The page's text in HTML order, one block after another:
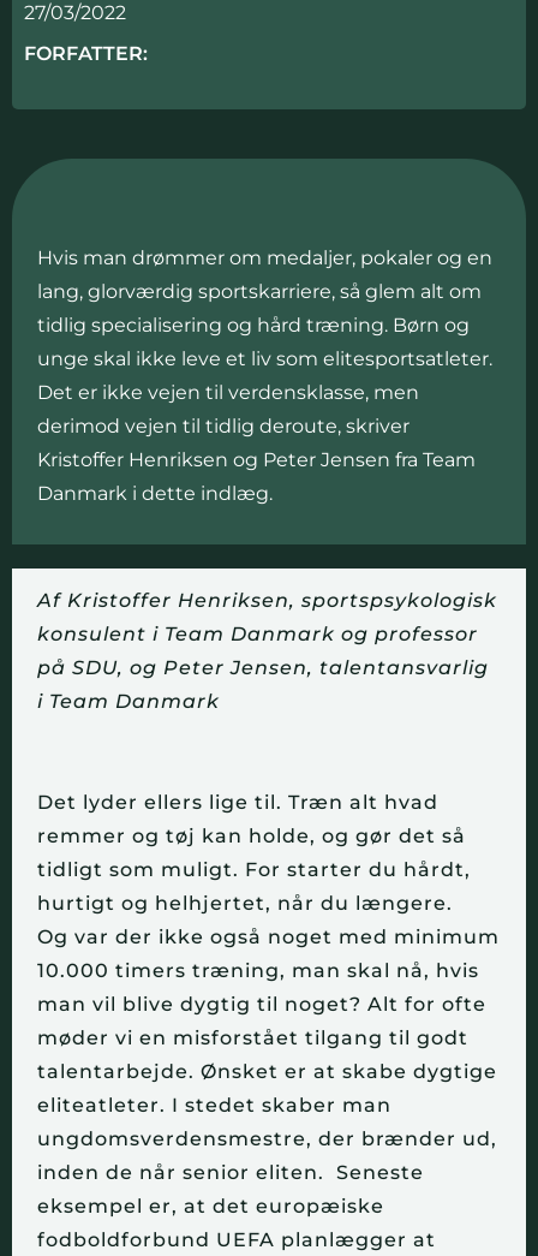
Hvis man drømmer om medaljer, pokaler og en
lang, glorværdig sportskarriere, så glem alt om
tidlig specialisering og hård træning. Børn og
unge skal ikke leve et liv som elitesportsatleter.
Det er ikke vejen til verdensklasse, men
derimod vejen til tidlig deroute, skriver
Kristoffer Henriksen og Peter Jensen fra Team
Danmark i dette indlæg.
Af Kristoffer Henriksen, sportspsykologisk
konsulent i Team Danmark og professor
på SDU, og Peter Jensen, talentansvarlig
i Team Danmark
Det lyder ellers lige til. Træn alt hvad
remmer og tøj kan holde, og gør det så
tidligt som muligt. For starter du hårdt,
hurtigt og helhjertet, når du længere.
Og var der ikke også noget med minimum
10.000 timers træning, man skal nå, hvis
man vil blive dygtig til noget? Alt for ofte
møder vi en misforstået tilgang til godt
talentarbejde. Ønsket er at skabe dygtige
eliteatleter. I stedet skaber man
ungdomsverdensmestre, der brænder ud,
inden de når senior eliten.
Seneste
eksempel er, at det europæiske
fodboldforbund UEFA planlægger at
27/03/2022
FORFATTER: